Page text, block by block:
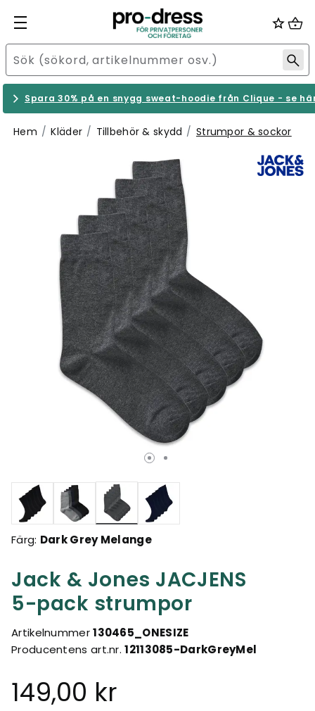
Spara 30% på en snygg sweat-hoodie från Clique - se
Hem Kläder Tillbehör & skydd Strumpor & sockor
Jack & Jones JACJENS
5-pack strumpor
Artikelnummer130465_ONESIZE
Producentens art.nr.12113085-DarkGreyMel
149,00 kr
Valda
Färg: Dark Grey Melange